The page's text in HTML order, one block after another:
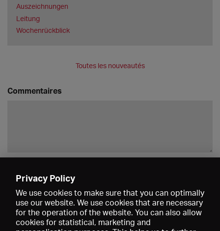
Auszeichnungen
Leitung
Wochenrückblick
Toutes les nouveautés
Commentaires
Privacy Policy
We use cookies to make sure that you can optimally
use our website. We use cookies that are necessary
for the operation of the website. You can also allow
cookies for statistical, marketing and